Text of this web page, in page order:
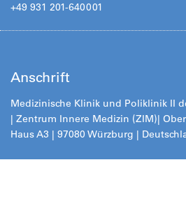
+49 931 201-640001
Anschrift
Medizinische Klinik und Poliklinik II
| Zentrum Innere Medizin (ZIM)|
Haus A3 | 97080 Würzburg |